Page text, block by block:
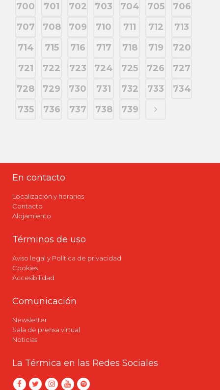
700
701 702 703 704 705
706
707
708 709 710 711 712
713
714
715 716 717 718 719
720
721
722 723 724 725 726
727
728
729 730 731 732 733
734
735
736 737 738 739
En contacto
Localización y horarios
Contacto
Alojamiento
Términos de uso
Aviso legal y Política de privacidad
Cookies
Accesibilidad
Comunicación
Newsletter
Sala de prensa virtual
Noticias
La Térmica en las Redes Sociales